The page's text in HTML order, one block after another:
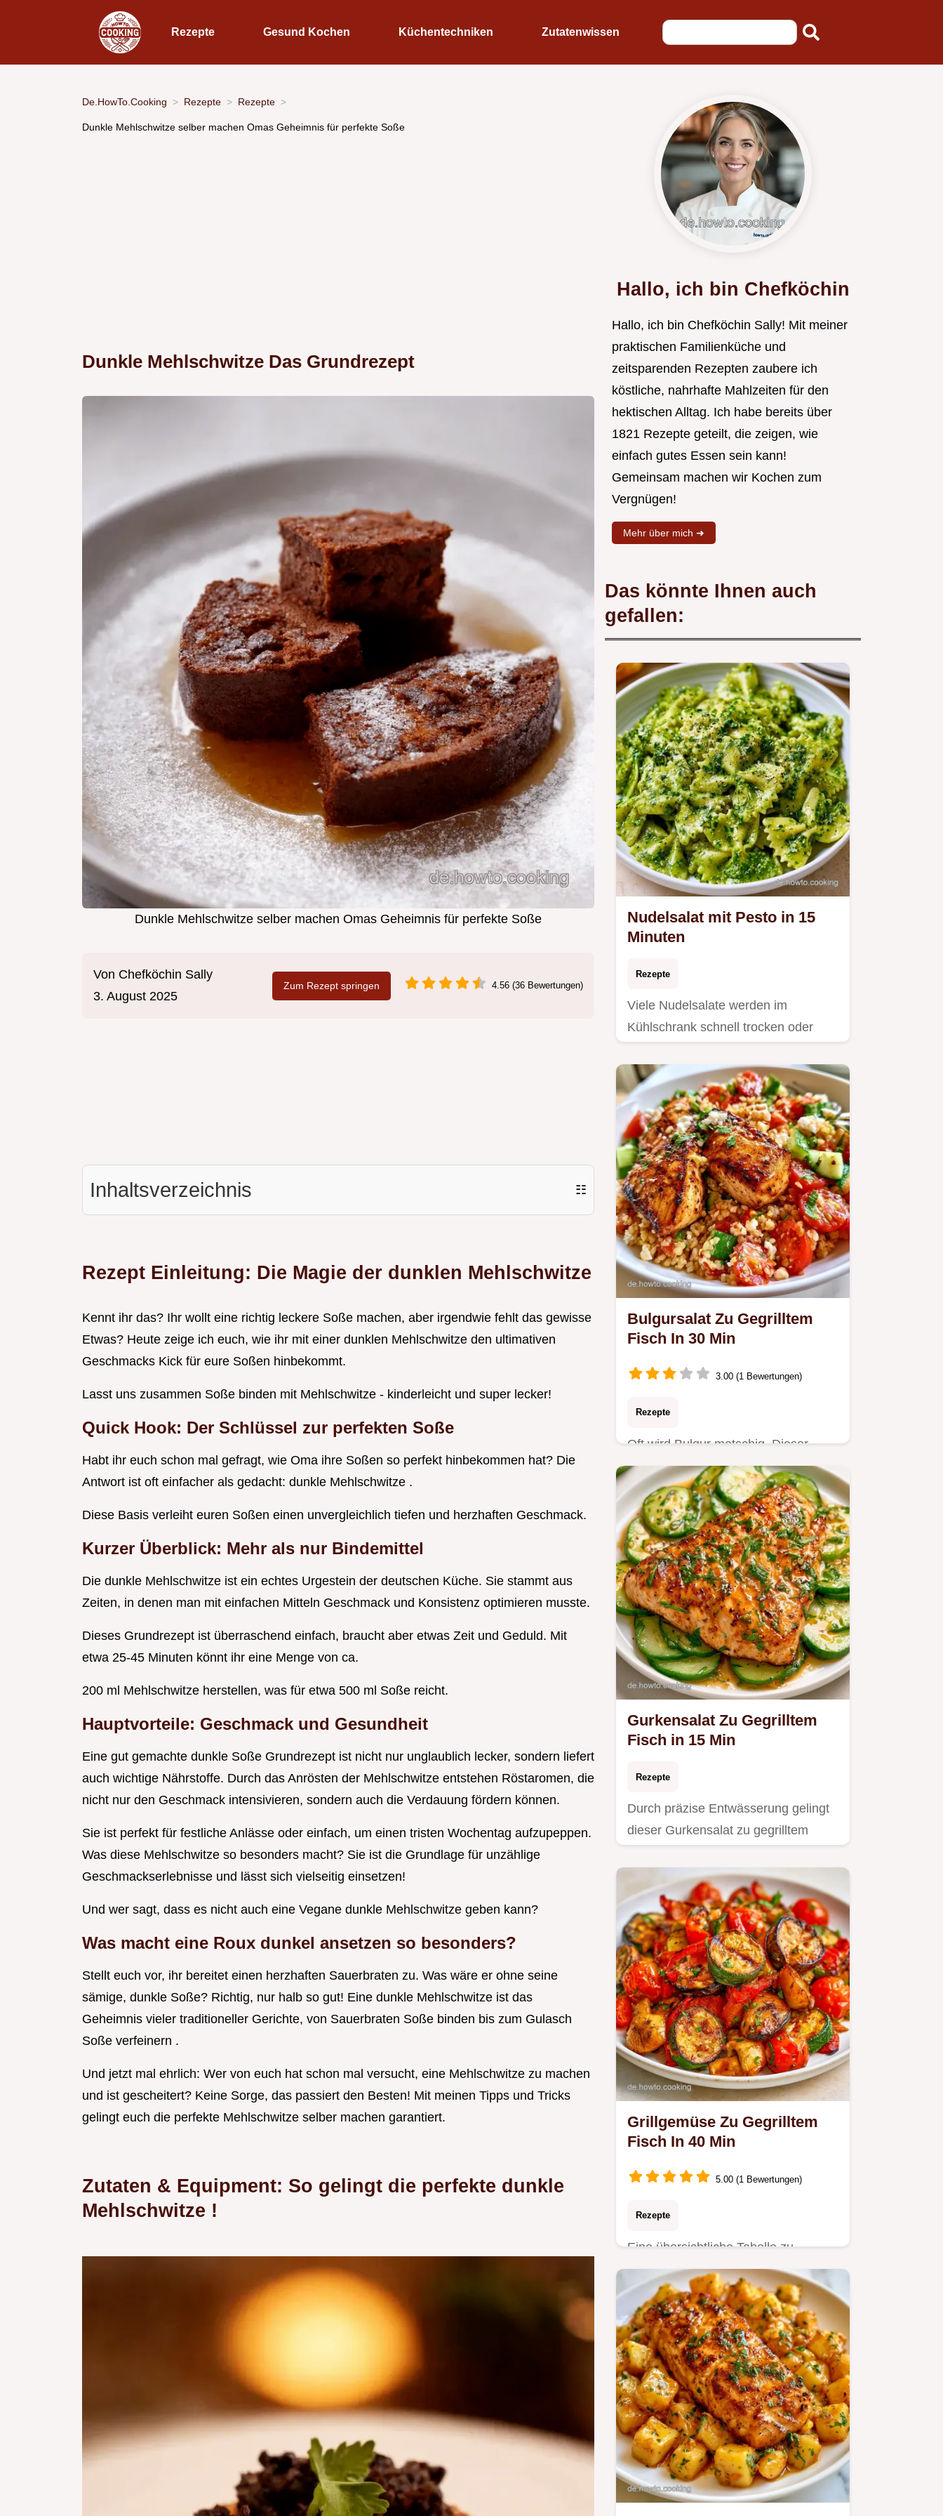
Rezepte Gesund Kochen Küchentechniken Zutatenwissen
De.HowTo.Cooking Rezepte Rezepte
Dunkle Mehlschwitze selber machen Omas Geheimnis für perfekte Soße
Dunkle Mehlschwitze Das Grundrezept
Dunkle Mehlschwitze selber machen Omas Geheimnis für perfekte Soße
Von Chefköchin Sally
3. August 2025
Zum Rezept springen 4.56 (36 Bewertungen)
Inhaltsverzeichnis ☷
Rezept Einleitung: Die Magie der dunklen Mehlschwitze
Kennt ihr das? Ihr wollt eine richtig leckere Soße machen, aber irgendwie fehlt das gewisse
Etwas? Heute zeige ich euch, wie ihr mit einer dunklen Mehlschwitze den ultimativen
Geschmacks Kick für eure Soßen hinbekommt.
Lasst uns zusammen Soße binden mit Mehlschwitze - kinderleicht und super lecker!
Quick Hook: Der Schlüssel zur perfekten Soße
Habt ihr euch schon mal gefragt, wie Oma ihre Soßen so perfekt hinbekommen hat? Die
Antwort ist oft einfacher als gedacht: dunkle Mehlschwitze .
Diese Basis verleiht euren Soßen einen unvergleichlich tiefen und herzhaften Geschmack.
Kurzer Überblick: Mehr als nur Bindemittel
Die dunkle Mehlschwitze ist ein echtes Urgestein der deutschen Küche. Sie stammt aus
Zeiten, in denen man mit einfachen Mitteln Geschmack und Konsistenz optimieren musste.
Dieses Grundrezept ist überraschend einfach, braucht aber etwas Zeit und Geduld. Mit
etwa 25-45 Minuten könnt ihr eine Menge von ca.
200 ml Mehlschwitze herstellen, was für etwa 500 ml Soße reicht.
Hauptvorteile: Geschmack und Gesundheit
Eine gut gemachte dunkle Soße Grundrezept ist nicht nur unglaublich lecker, sondern liefert
auch wichtige Nährstoffe. Durch das Anrösten der Mehlschwitze entstehen Röstaromen, die
nicht nur den Geschmack intensivieren, sondern auch die Verdauung fördern können.
Sie ist perfekt für festliche Anlässe oder einfach, um einen tristen Wochentag aufzupeppen.
Was diese Mehlschwitze so besonders macht? Sie ist die Grundlage für unzählige
Geschmackserlebnisse und lässt sich vielseitig einsetzen!
Und wer sagt, dass es nicht auch eine Vegane dunkle Mehlschwitze geben kann?
Was macht eine Roux dunkel ansetzen so besonders?
Stellt euch vor, ihr bereitet einen herzhaften Sauerbraten zu. Was wäre er ohne seine
sämige, dunkle Soße? Richtig, nur halb so gut! Eine dunkle Mehlschwitze ist das
Geheimnis vieler traditioneller Gerichte, von Sauerbraten Soße binden bis zum Gulasch
Soße verfeinern .
Und jetzt mal ehrlich: Wer von euch hat schon mal versucht, eine Mehlschwitze zu machen
und ist gescheitert? Keine Sorge, das passiert den Besten! Mit meinen Tipps und Tricks
gelingt euch die perfekte Mehlschwitze selber machen garantiert.
Zutaten & Equipment: So gelingt die perfekte dunkle
Mehlschwitze !
Hallo, ich bin Chefköchin
Hallo, ich bin Chefköchin Sally! Mit meiner
praktischen Familienküche und
zeitsparenden Rezepten zaubere ich
köstliche, nahrhafte Mahlzeiten für den
hektischen Alltag. Ich habe bereits über
1821 Rezepte geteilt, die zeigen, wie
einfach gutes Essen sein kann!
Gemeinsam machen wir Kochen zum
Vergnügen!
Mehr über mich ➜
Das könnte Ihnen auch
gefallen:
Nudelsalat mit Pesto in 15
Minuten
Rezepte
Viele Nudelsalate werden im
Kühlschrank schnell trocken oder
Bulgursalat Zu Gegrilltem
Fisch In 30 Min
3.00 (1 Bewertungen)
Rezepte
Oft wird Bulgur matschig. Dieser
Bulgursalat zu gegrilltem Fisch setzt
auf Quellen für mehr…
Gurkensalat Zu Gegrilltem
Fisch in 15 Min
Rezepte
Durch präzise Entwässerung gelingt
dieser Gurkensalat zu gegrilltem
Grillgemüse Zu Gegrilltem
Fisch In 40 Min
5.00 (1 Bewertungen)
Rezepte
Eine übersichtliche Tabelle zu
Methode, Zeit und Textur hilft bei der
Planung.